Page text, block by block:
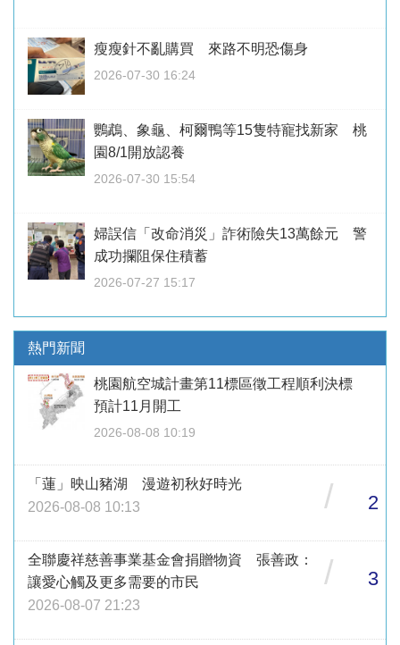
瘦瘦針不亂購買 來路不明恐傷身
2026-07-30 16:24
鸚鵡、象龜、柯爾鴨等15隻特寵找新家 桃
園8/1開放認養
2026-07-30 15:54
婦誤信「改命消災」詐術險失13萬餘元 警
成功攔阻保住積蓄
2026-07-27 15:17
熱門新聞
桃園航空城計畫第11標區徵工程順利決標
預計11月開工
2026-08-08 10:19
「蓮」映山豬湖 漫遊初秋好時光
2026-08-08 10:13
/ 2
全聯慶祥慈善事業基金會捐贈物資 張善政：
讓愛心觸及更多需要的市民
2026-08-07 21:23
/ 3